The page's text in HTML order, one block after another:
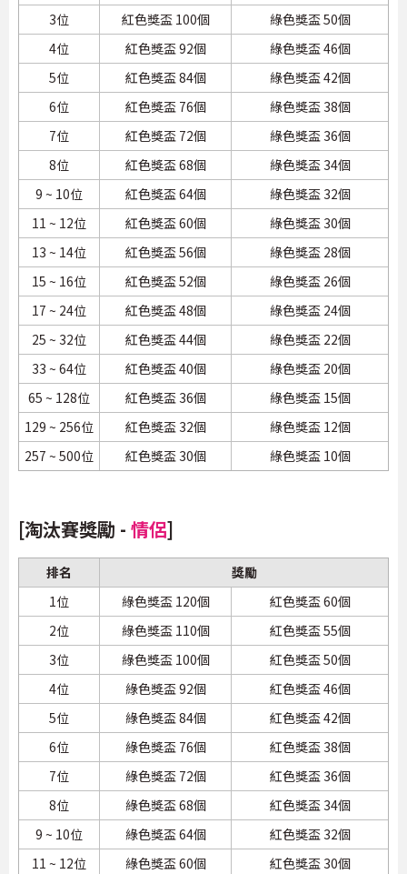
3位
紅色獎盃 100個
綠色獎盃 50個
4位
紅色獎盃 92個
綠色獎盃 46個
5位
紅色獎盃 84個
綠色獎盃 42個
6位
紅色獎盃 76個
綠色獎盃 38個
7位
紅色獎盃 72個
綠色獎盃 36個
8位
紅色獎盃 68個
綠色獎盃 34個
9 ~ 10位
紅色獎盃 64個
綠色獎盃 32個
11 ~ 12位
紅色獎盃 60個
綠色獎盃 30個
13 ~ 14位
紅色獎盃 56個
綠色獎盃 28個
15 ~ 16位
紅色獎盃 52個
綠色獎盃 26個
17 ~ 24位
紅色獎盃 48個
綠色獎盃 24個
25 ~ 32位
紅色獎盃 44個
綠色獎盃 22個
33 ~ 64位
紅色獎盃 40個
綠色獎盃 20個
65 ~ 128位
紅色獎盃 36個
綠色獎盃 15個
129 ~ 256位
紅色獎盃 32個
綠色獎盃 12個
257 ~ 500位
紅色獎盃 30個 綠色獎盃 10個
[淘汰賽獎勵 - 情侶]
排名
獎勵
1位
綠色獎盃 120個
紅色獎盃 60個
2位
綠色獎盃 110個
紅色獎盃 55個
3位
綠色獎盃 100個
紅色獎盃 50個
4位
綠色獎盃 92個
紅色獎盃 46個
5位
綠色獎盃 84個
紅色獎盃 42個
6位
綠色獎盃 76個
紅色獎盃 38個
7位
綠色獎盃 72個
紅色獎盃 36個
8位
綠色獎盃 68個
紅色獎盃 34個
9 ~ 10位
綠色獎盃 64個
紅色獎盃 32個
11 ~ 12位
綠色獎盃 60個
紅色獎盃 30個